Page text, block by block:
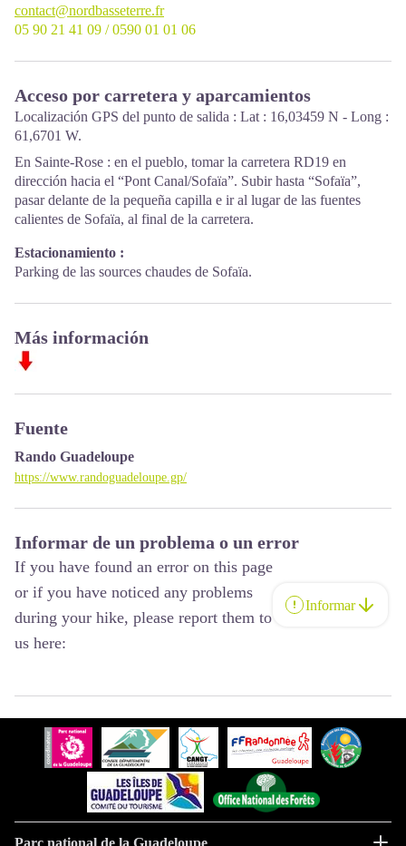
contact@nordbasseterre.fr
05 90 21 41 09 / 0590 01 01 06
Acceso por carretera y aparcamientos
Localización GPS del punto de salida : Lat : 16,03459 N - Long :
61,6701 W.
En Sainte-Rose : en el pueblo, tomar la carretera RD19 en
dirección hacia el “Pont Canal/Sofaïa”. Subir hasta “Sofaïa”,
pasar delante de la pequeña capilla e ir al lugar de las fuentes
calientes de Sofaïa, al final de la carretera.
Estacionamiento :
Parking de las sources chaudes de Sofaïa.
Más información
Fuente
Rando Guadeloupe
https://www.randoguadeloupe.gp/
Informar de un problema o un error
If you have found an error on this page
or if you have noticed any problems
during your hike, please report them to
us here:
Informar
Parc national de la Guadeloupe